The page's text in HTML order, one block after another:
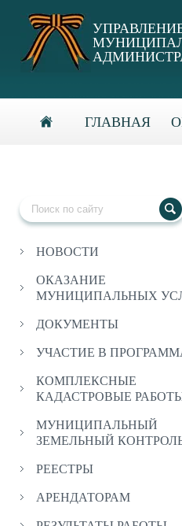
ГЛАВНАЯ
НОВОСТИ
ОКАЗАНИЕ
МУНИЦИПАЛЬНЫХ
ДОКУМЕНТЫ
УЧАСТИЕ В
КОМПЛЕКСНЫЕ
КАДАСТРОВЫЕ
МУНИЦИПАЛЬНЫЙ
ЗЕМЕЛЬНЫЙ
РЕЕСТРЫ
АРЕНДАТОРАМ